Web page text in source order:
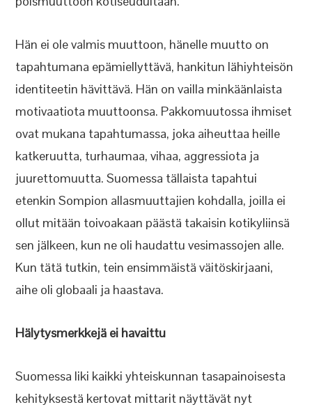
Hän ei ole valmis muuttoon, hänelle muutto on
tapahtumana epämiellyttävä, hankitun lähiyhteisön
identiteetin hävittävä. Hän on vailla minkäänlaista
motivaatiota muuttoonsa. Pakkomuutossa ihmiset
ovat mukana tapahtumassa, joka aiheuttaa heille
katkeruutta, turhaumaa, vihaa, aggressiota ja
juurettomuutta. Suomessa tällaista tapahtui
etenkin Sompion allasmuuttajien kohdalla, joilla ei
ollut mitään toivoakaan päästä takaisin kotikyliinsä
sen jälkeen, kun ne oli haudattu vesimassojen alle.
Kun tätä tutkin, tein ensimmäistä väitöskirjaani,
aihe oli globaali ja haastava.
Hälytysmerkkejä ei havaittu
Suomessa liki kaikki yhteiskunnan tasapainoisesta
kehityksestä kertovat mittarit näyttävät nyt